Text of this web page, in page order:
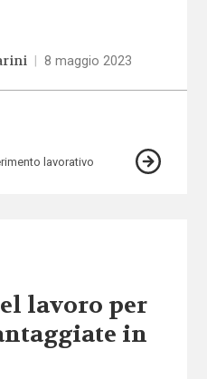
8 maggio 2023
lavorativo
lavoro per
in